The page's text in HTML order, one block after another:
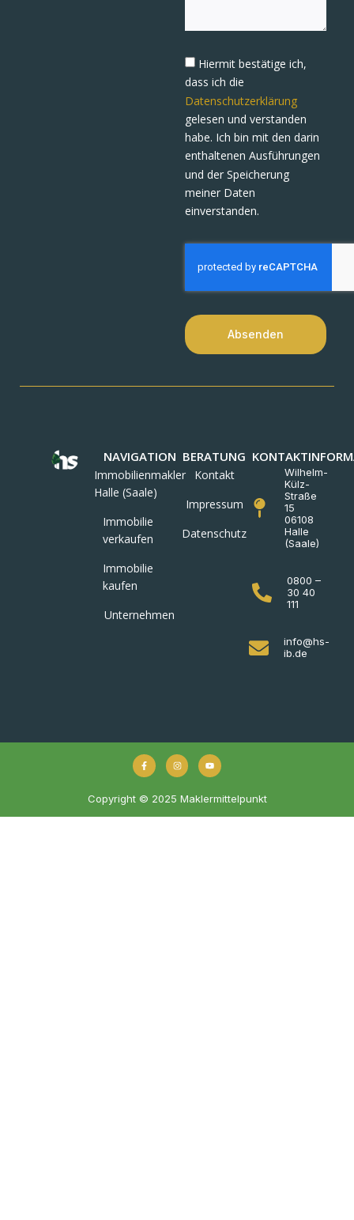
Hiermit bestätige ich,
dass ich die
Datenschutzerklärung
gelesen und verstanden
habe. Ich bin mit den darin
enthaltenen Ausführungen
und der Speicherung
meiner Daten
einverstanden.
Absenden
NAVIGATION
Immobilienmakler
Halle (Saale)
Immobilie
verkaufen
Immobilie
kaufen
Unternehmen
BERATUNG
Kontakt
Impressum
Datenschutz
Wilhelm-
Külz-
Straße
15
06108
Halle
(Saale)
0800 –
30 40
111
info@hs-
ib.de
Copyright © 2025 Maklermittelpunkt